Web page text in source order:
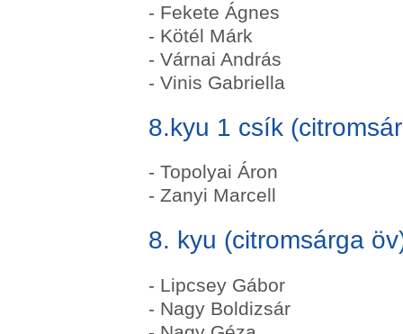
- Fekete Ágnes
- Kötél Márk
- Várnai András
- Vinis Gabriella
8.kyu 1 csík
- Topolyai Áron
- Zanyi Marcell
8. kyu (citromsárga
- Lipcsey Gábor
- Nagy Boldizsár